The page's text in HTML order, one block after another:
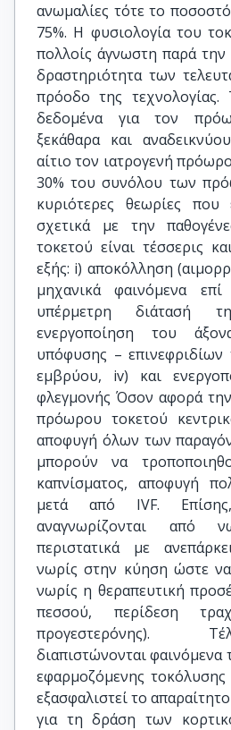
ανωμαλίες τότε το
75%. Η φυσιολογία του
πολλοίς άγνωστη παρά την
δραστηριότητα των
πρόοδο της τεχνολογίας.
δεδομένα για τον
ξεκάθαρα και
αίτιο τον ιατρογενή
30% του συνόλου των
κυριότερες θεωρίες που
σχετικά με την
τοκετού είναι τέσσερις
εξής: i) αποκόλληση
μηχανικά φαινόμενα
υπέρμετρη διάτασή
ενεργοποίηση του
υπόφυσης –
εμβρύου, iv) και
φλεγμονής Όσον αφορά
πρόωρου τοκετού
αποφυγή όλων των
μπορούν να
καπνίσματος, αποφυγή
μετά από IVF.
αναγνωρίζονται από
περιστατικά με
νωρίς στην κύηση ώστε
νωρίς η θεραπευτική
πεσσού, περίδεση
προγεστερόνης).
διαπιστώνονται φαινόμενα
εφαρμοζόμενης τοκόλυσης
εξασφαλιστεί το
για τη δράση των